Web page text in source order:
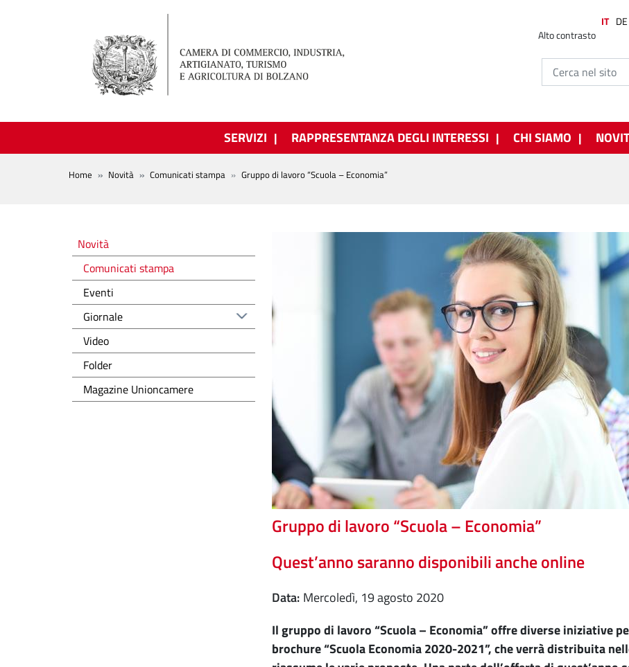
Alto contrasto
IT DE
SERVIZI RAPPRESENTANZA DEGLI INTERESSI CHI SIAMO
BREADCRUMB
Home Novità Comunicati stampa Gruppo di lavoro “Scuola – Economia”
Gruppo di lavoro “Scuola – Economia”
Quest’anno saranno disponibili anche online
Data
mercoledì, 19 agosto 2020
Il gruppo di lavoro “Scuola – Economia” offre diverse iniziative
brochure “Scuola Economia 2020-2021”, che verrà distribuita
Novità
Novità
Comunicati stampa
Eventi
Giornale
Video
Folder
Magazine Unioncamere